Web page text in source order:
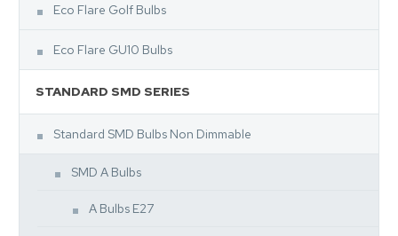
Eco Flare Golf Bulbs
Eco Flare GU10 Bulbs
STANDARD SMD SERIES
Standard SMD Bulbs Non Dimmable
SMD A Bulbs
A Bulbs E27